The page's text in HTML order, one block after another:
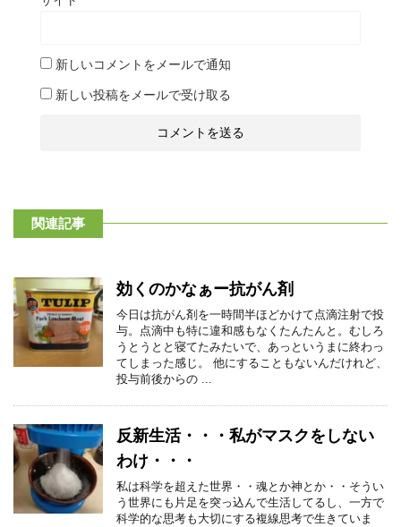
新しいコメントをメールで通知
新しい投稿をメールで受け取る
関連記事
効くのかなぁー抗がん剤
今日は抗がん剤を一時間半ほどかけて点滴注射で投
与。点滴中も特に違和感もなくたんたんと。むしろ
うとうとと寝てたみたいで、あっというまに終わっ
てしまった感じ。 他にすることもないんだけれど、
投与前後からの ...
反新生活・・・私がマスクをしない
わけ・・・
私は科学を超えた世界・・魂とか神とか・・そうい
う世界にも片足を突っ込んで生活してるし、一方で
科学的な思考も大切にする複線思考で生きていま